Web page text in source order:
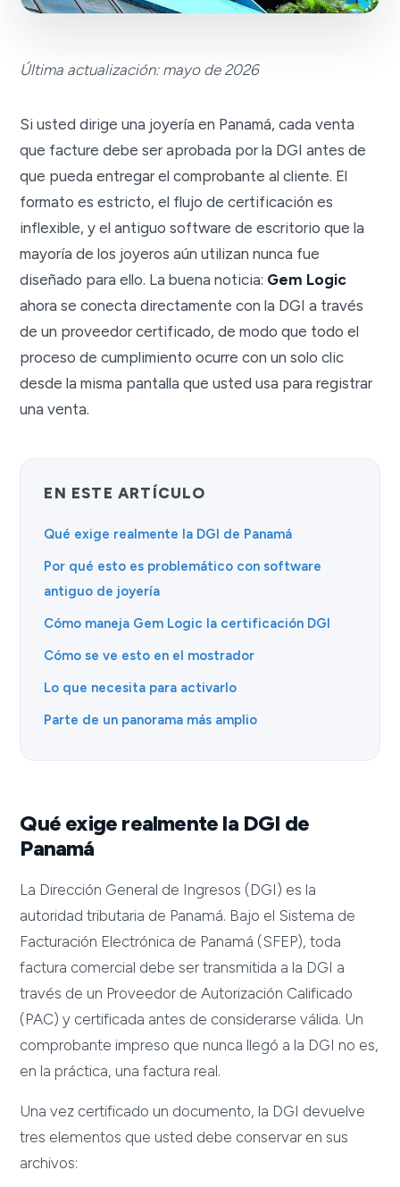
Última actualización: mayo de 2026
Si usted dirige una joyería en Panamá, cada venta
que facture debe ser aprobada por la DGI antes de
que pueda entregar el comprobante al cliente. El
formato es estricto, el flujo de certificación es
inflexible, y el antiguo software de escritorio que la
mayoría de los joyeros aún utilizan nunca fue
diseñado para ello. La buena noticia: Gem Logic
ahora se conecta directamente con la DGI a través
de un proveedor certificado, de modo que todo el
proceso de cumplimiento ocurre con un solo clic
desde la misma pantalla que usted usa para registrar
una venta.
EN ESTE ARTÍCULO
Qué exige realmente la DGI de Panamá
Por qué esto es problemático con software
antiguo de joyería
Cómo maneja Gem Logic la certificación DGI
Cómo se ve esto en el mostrador
Lo que necesita para activarlo
Parte de un panorama más amplio
Qué exige realmente la DGI de
Panamá
La Dirección General de Ingresos (DGI) es la
autoridad tributaria de Panamá. Bajo el Sistema de
Facturación Electrónica de Panamá (SFEP), toda
factura comercial debe ser transmitida a la DGI a
través de un Proveedor de Autorización Calificado
(PAC) y certificada antes de considerarse válida. Un
comprobante impreso que nunca llegó a la DGI no es,
en la práctica, una factura real.
Una vez certificado un documento, la DGI devuelve
tres elementos que usted debe conservar en sus
archivos: